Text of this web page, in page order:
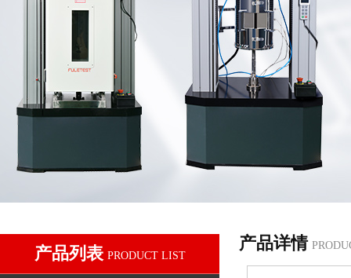
产品列表 PRODUCT LIST
产品详情